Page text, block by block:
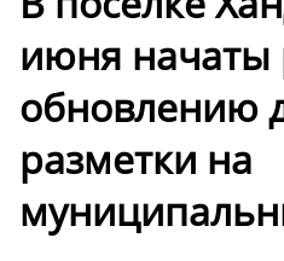
июня начаты
обновлению
разметки на